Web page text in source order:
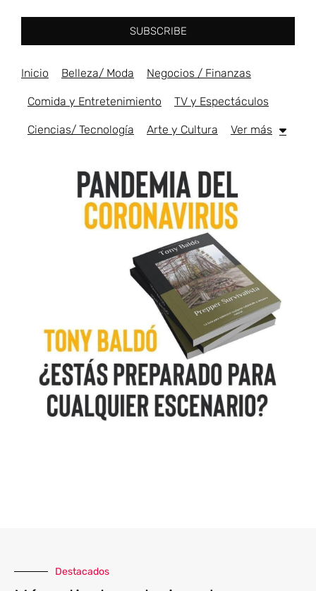
SUBSCRIBE
Inicio Belleza/ Moda Negocios / Finanzas
Comida y Entretenimiento TV y Espectáculos
Ciencias/ Tecnología Arte y Cultura Ver más
Destacados